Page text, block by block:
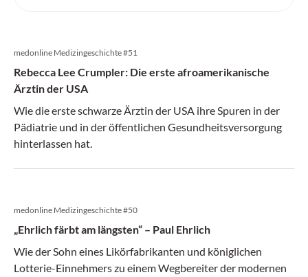
medonline Medizingeschichte #51
Rebecca Lee Crumpler: Die erste afroamerikanische
Ärztin der USA
Wie die erste schwarze Ärztin der USA ihre Spuren in der
Pädiatrie und in der öffentlichen Gesundheitsversorgung
hinterlassen hat.
medonline Medizingeschichte #50
„Ehrlich färbt am längsten“ – Paul Ehrlich
Wie der Sohn eines Likörfabrikanten und königlichen
Lotterie-Einnehmers zu einem Wegbereiter der modernen